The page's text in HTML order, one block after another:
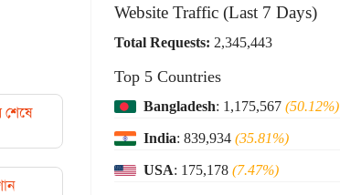
Website Traffic (Last 7 Days)
Total Requests: 2,345,443
Top 5 Countries
Bangladesh: 1,175,567(50.12%)
India: 839,934(35.81%)
USA: 175,178(7.47%)